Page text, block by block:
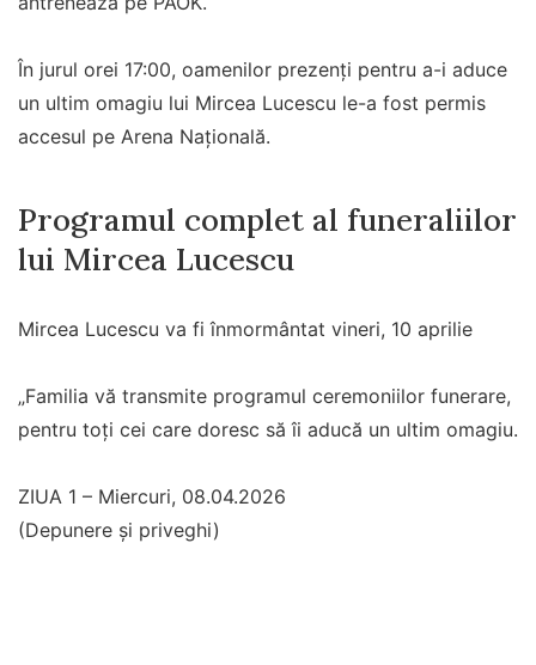
În jurul orei 17:00, oamenilor prezenți pentru a-i aduce
un ultim omagiu lui Mircea Lucescu le-a fost permis
accesul pe Arena Națională.
Programul complet al funeraliilor
lui Mircea Lucescu
Mircea Lucescu va fi înmormântat vineri, 10 aprilie
„Familia vă transmite programul ceremoniilor funerare,
pentru toți cei care doresc să îi aducă un ultim omagiu.
ZIUA 1 – Miercuri, 08.04.2026
(Depunere și priveghi)